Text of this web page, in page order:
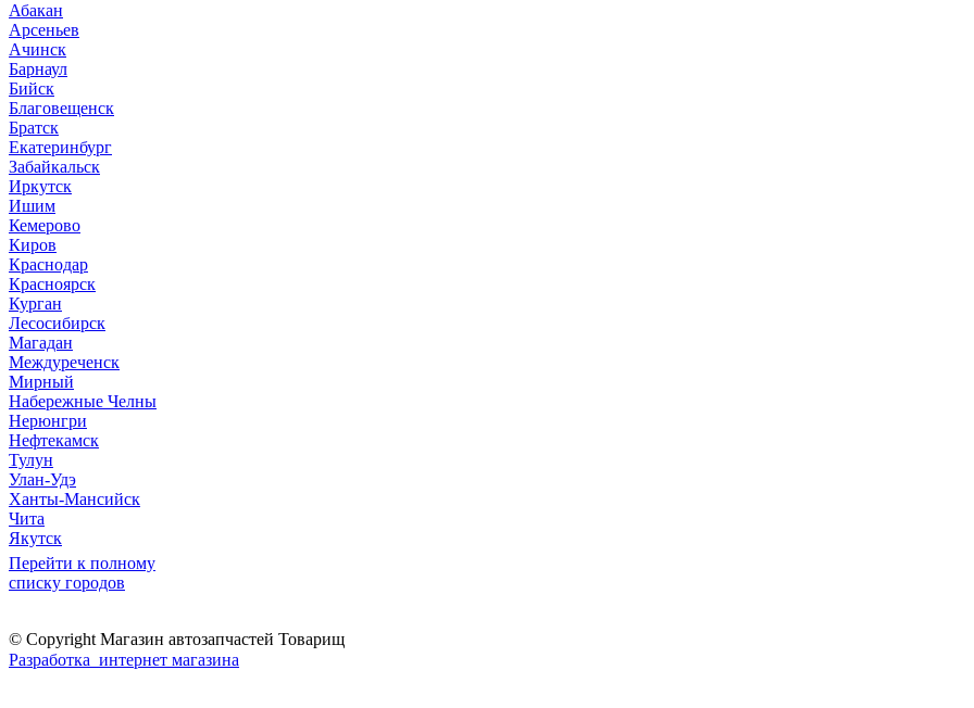
Абакан
Арсеньев
Ачинск
Барнаул
Бийск
Благовещенск
Братск
Екатеринбург
Забайкальск
Иркутск
Ишим
Кемерово
Киров
Краснодар
Красноярск
Курган
Лесосибирск
Магадан
Междуреченск
Мирный
Набережные Челны
Нерюнгри
Нефтекамск
Тулун
Улан-Удэ
Ханты-Мансийск
Чита
Якутск
Перейти к полному
списку городов
© Copyright Магазин автозапчастей Товарищ
Разработка интернет магазина